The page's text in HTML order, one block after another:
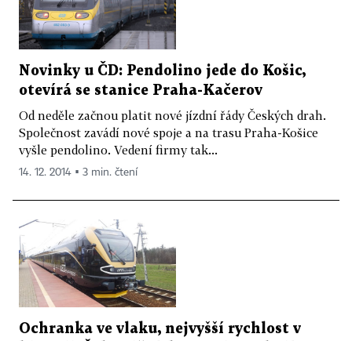
Novinky u ČD: Pendolino jede do Košic,
otevírá se stanice Praha-Kačerov
Od neděle začnou platit nové jízdní řády Českých drah.
Společnost zavádí nové spoje a na trasu Praha-Košice
vyšle pendolino. Vedení firmy tak...
14. 12. 2014 ▪ 3 min. čtení
Ochranka ve vlaku, nejvyšší rychlost v